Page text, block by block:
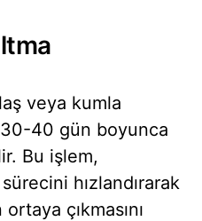
veya kumla
30-40 gün boyunca
Bu işlem,
hızlandırarak
çıkmasını